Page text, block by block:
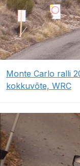
Monte Carlo ralli
kokkuvõte, WRC